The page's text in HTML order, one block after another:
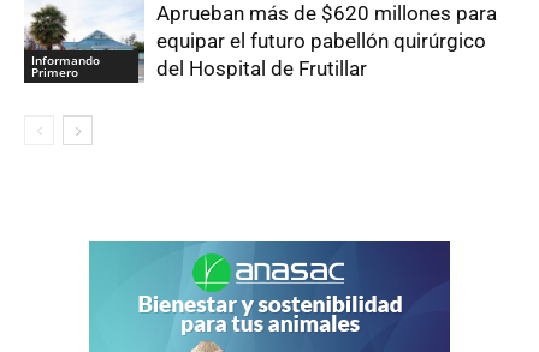
Informando
Primero
Aprueban más de $620 millones para
equipar el futuro pabellón quirúrgico
del Hospital de Frutillar